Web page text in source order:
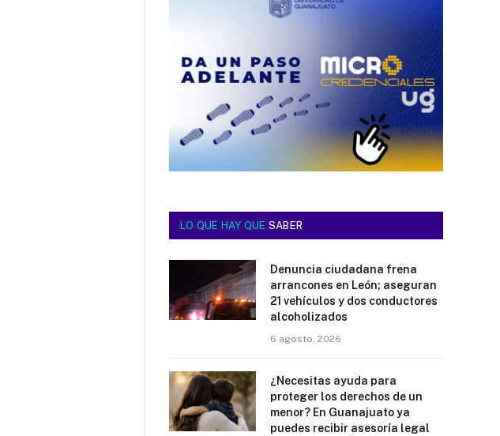
LO QUE HAY QUE SABER
Denuncia ciudadana frena
arrancones en León; aseguran
21 vehículos y dos conductores
alcoholizados
6 agosto, 2026
¿Necesitas ayuda para
proteger los derechos de un
menor? En Guanajuato ya
puedes recibir asesoría legal